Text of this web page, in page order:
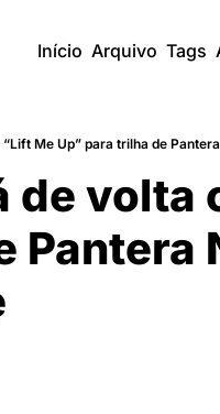
Início Arquivo Tags
Me Up” para trilha de
de volta
Pantera